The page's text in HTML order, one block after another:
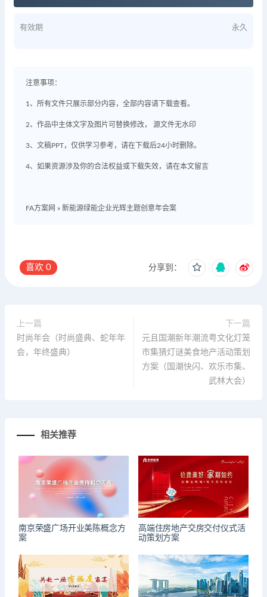
有效期 永久
注意事项：
1、所有文件只展示部分内容，全部内容请下载查看。
2、作品中主体文字及图片可替换修改， 源文件无水印
3、文稿PPT，仅供学习参考，请在下载后24小时删除。
4、如果资源涉及你的合法权益或下载失效，请在本文留言
FA方案网 » 新能源绿能企业光辉主题创意年会案
喜欢 0 分享到：
上一篇
时尚年会（时尚盛典、蛇年年
会，年终盛典）
下一篇
元且国潮新年潮流粤文化灯笼
市集猜灯谜美食地产活动策划
方案（国潮快闪、欢乐市集、
武林大会）
相关推荐
南京荣盛广场开业美陈概念方
案
高端住房地产交房交付仪式活
动策划方案